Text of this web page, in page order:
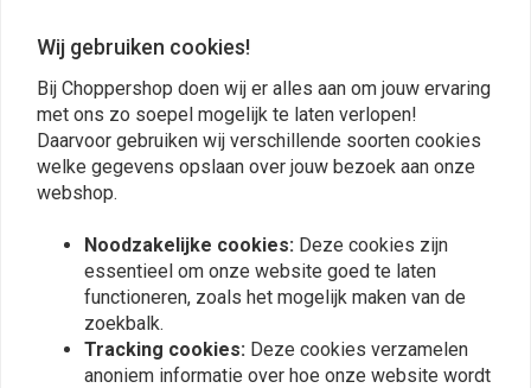
Vergelijkbare producten
Wij gebruiken cookies!
Bij Choppershop doen wij er alles aan om jouw ervaring
met ons zo soepel mogelijk te laten verlopen!
Daarvoor gebruiken wij verschillende soorten cookies
welke gegevens opslaan over jouw bezoek aan onze
webshop.
Noodzakelijke cookies: Deze cookies zijn
essentieel om onze website goed te laten
functioneren, zoals het mogelijk maken van de
zoekbalk.
Tracking cookies: Deze cookies verzamelen
anoniem informatie over hoe onze website wordt